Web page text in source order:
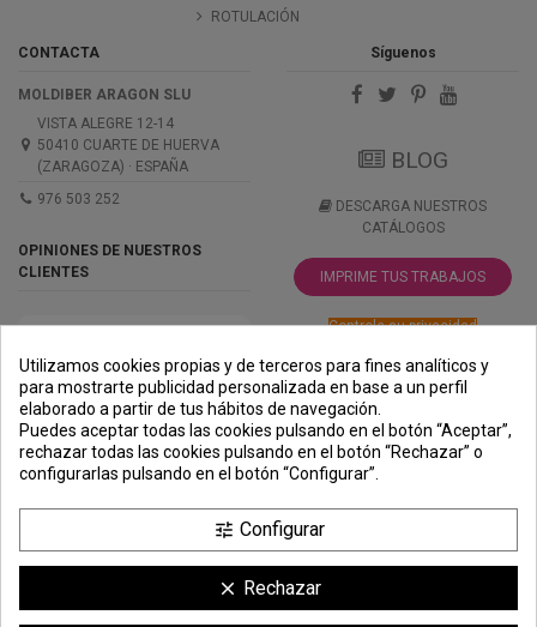
ROTULACIÓN
CONTACTA
MOLDIBER ARAGON SLU
VISTA ALEGRE 12-14
50410 CUARTE DE HUERVA
(ZARAGOZA) · ESPAÑA
976 503 252
OPINIONES DE NUESTROS
CLIENTES
Síguenos
BLOG
DESCARGA NUESTROS
CATÁLOGOS
IMPRIME TUS TRABAJOS
Controle su privacidad
PREMIOS
METODOS
DE PAGO
ENVÍO
COMERCIO
SEGURO
Utilizamos cookies propias y de terceros para fines analíticos y
para mostrarte publicidad personalizada en base a un perfil
elaborado a partir de tus hábitos de navegación.
Puedes aceptar todas las cookies pulsando en el botón “Aceptar”,
rechazar todas las cookies pulsando en el botón “Rechazar” o
configurarlas pulsando en el botón “Configurar”.
tune Configurar
clear Rechazar